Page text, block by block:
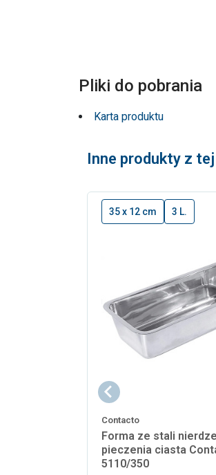
Pliki do pobrania
Karta produktu
Inne produkty z
35 x 12 cm 3 L.
Contacto
Forma ze stali
pieczenia ciasta
5110/350